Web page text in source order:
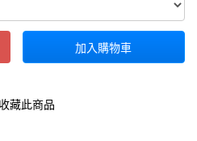
加入購物車
收藏此商品